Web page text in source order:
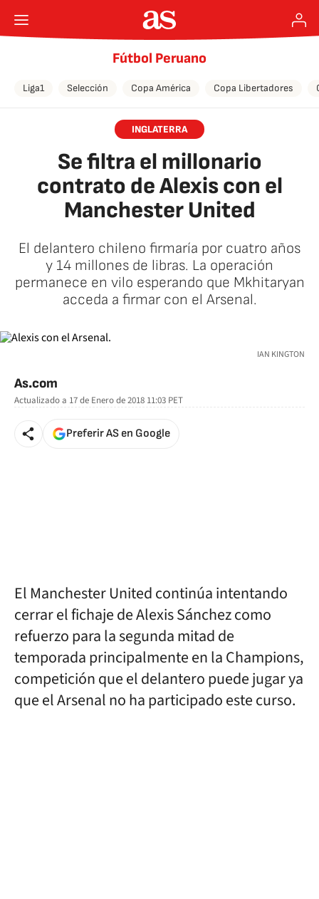
Fútbol Peruano
Liga1 Selección Copa América Copa Libertadores
INGLATERRA
Se filtra el millonario
contrato de Alexis con el
Manchester United
El delantero chileno firmaría por cuatro años
y 14 millones de libras. La operación
permanece en vilo esperando que Mkhitaryan
acceda a firmar con el Arsenal.
IAN KINGTON
As.com
Actualizado a 17 de Enero de 2018 11:03 PET
Preferir AS en Google
El Manchester United continúa intentando
cerrar el fichaje de Alexis Sánchez como
refuerzo para la segunda mitad de
temporada principalmente en la Champions,
competición que el delantero puede jugar ya
que el Arsenal no ha participado este curso.